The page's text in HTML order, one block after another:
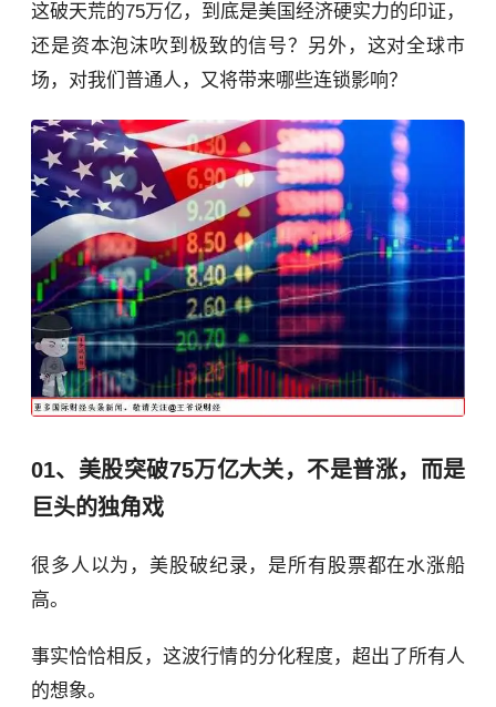
这破天荒的75万亿，到底是美国经济硬实力的印证，
还是资本泡沫吹到极致的信号？另外，这对全球市
场，对我们普通人，又将带来哪些连锁影响？
01、美股突破75万亿大关，不是普涨，而是
巨头的独角戏
很多人以为，美股破纪录，是所有股票都在水涨船
高。
事实恰恰相反，这波行情的分化程度，超出了所有人
的想象。